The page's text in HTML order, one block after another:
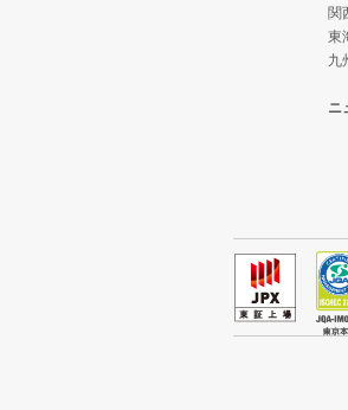
豊島区の
文京区の
杉並区の
墨田区の
品川区の
東京23区
東京23区
東京23区
東京23区
東京23区
葛飾区の
葛飾区の
関
東
九
ニ